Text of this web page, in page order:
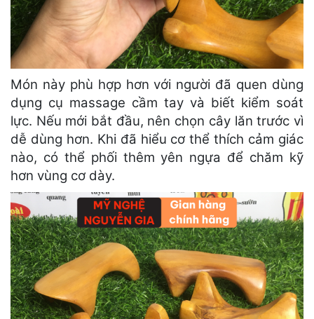
Món này phù hợp hơn với người đã quen dùng
dụng cụ massage cầm tay và biết kiểm soát
lực. Nếu mới bắt đầu, nên chọn cây lăn trước vì
dễ dùng hơn. Khi đã hiểu cơ thể thích cảm giác
nào, có thể phối thêm yên ngựa để chăm kỹ
hơn vùng cơ dày.